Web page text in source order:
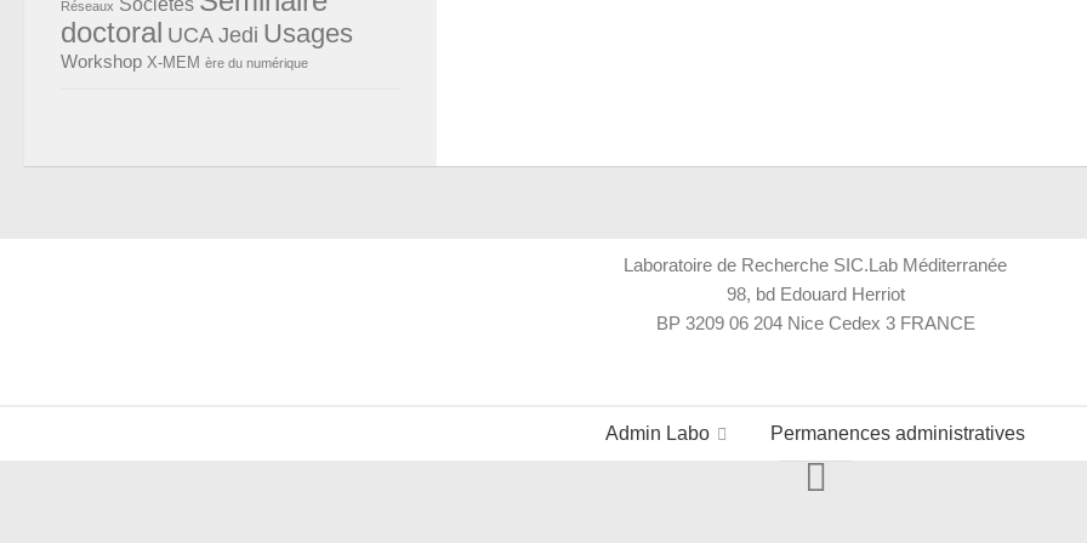
Réseaux
doctoral UCA Jedi Usages
Workshop X-MEM ère du numérique
Laboratoire de Recherche SIC.Lab Méditerranée
98, bd Edouard Herriot
BP 3209 06 204 Nice Cedex 3 FRANCE
Admin Labo Permanences administratives